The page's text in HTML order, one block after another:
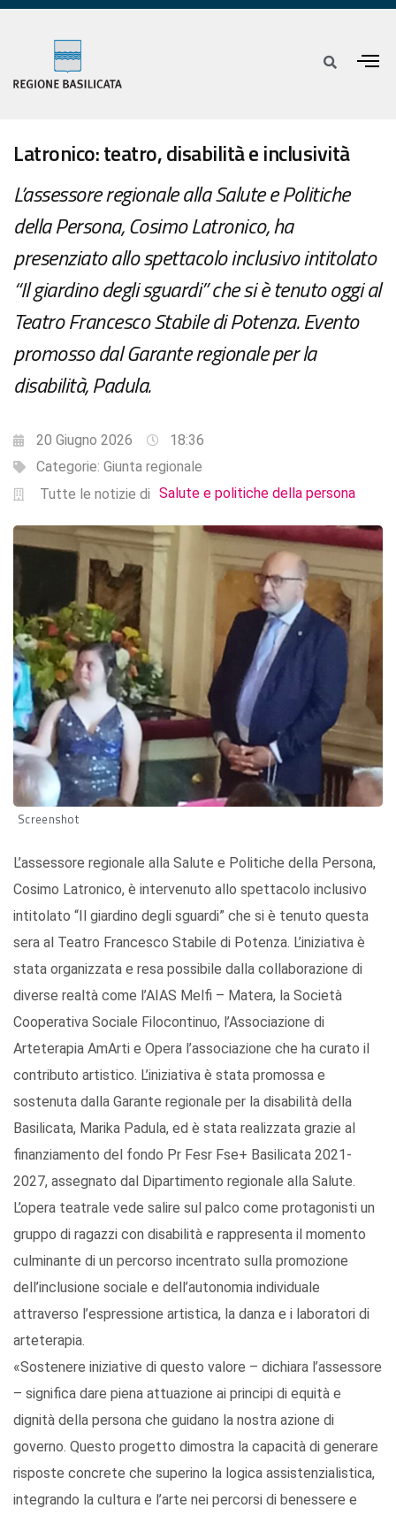
Latronico: teatro, disabilità e inclusività
L’assessore regionale alla Salute e Politiche
della Persona, Cosimo Latronico, ha
presenziato allo spettacolo inclusivo intitolato
“Il giardino degli sguardi” che si è tenuto oggi al
Teatro Francesco Stabile di Potenza. Evento
promosso dal Garante regionale per la
disabilità, Padula.
20 Giugno 2026
18:36
Categorie: Giunta regionale
Tutte le notizie di Salute e politiche della persona
Screenshot
L’assessore regionale alla Salute e Politiche della Persona,
Cosimo Latronico, è intervenuto allo spettacolo inclusivo
intitolato “Il giardino degli sguardi” che si è tenuto questa
sera al Teatro Francesco Stabile di Potenza. L’iniziativa è
stata organizzata e resa possibile dalla collaborazione di
diverse realtà come l’AIAS Melfi – Matera, la Società
Cooperativa Sociale Filocontinuo, l’Associazione di
Arteterapia AmArti e Opera l’associazione che ha curato il
contributo artistico. L’iniziativa è stata promossa e
sostenuta dalla Garante regionale per la disabilità della
Basilicata, Marika Padula, ed è stata realizzata grazie al
finanziamento del fondo Pr Fesr Fse+ Basilicata 2021-
2027, assegnato dal Dipartimento regionale alla Salute.
L’opera teatrale vede salire sul palco come protagonisti un
gruppo di ragazzi con disabilità e rappresenta il momento
culminante di un percorso incentrato sulla promozione
dell’inclusione sociale e dell’autonomia individuale
attraverso l’espressione artistica, la danza e i laboratori di
arteterapia.
«Sostenere iniziative di questo valore – dichiara l’assessore
– significa dare piena attuazione ai principi di equità e
dignità della persona che guidano la nostra azione di
governo. Questo progetto dimostra la capacità di generare
risposte concrete che superino la logica assistenzialistica,
integrando la cultura e l’arte nei percorsi di benessere e